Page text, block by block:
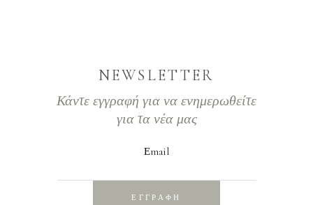
NEWSLETTER
Κάντε εγγραφή για να ενημερωθείτε
για τα νέα μας
Εmail
ΕΓΓΡΑΦΗ